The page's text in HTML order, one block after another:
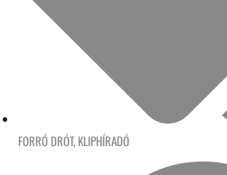
FORRÓ DRÓT, KLIPHÍRADÓ